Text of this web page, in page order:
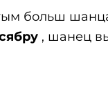
больш
, шанец